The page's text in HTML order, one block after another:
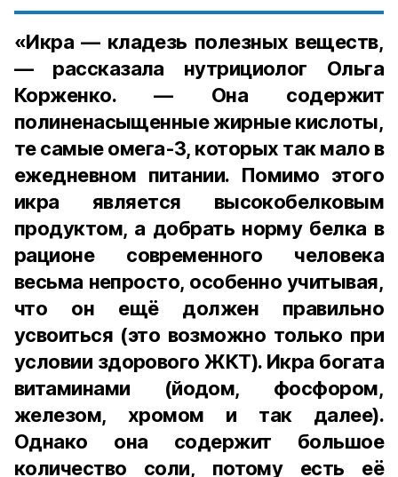
«Икра — кладезь полезных веществ,
— рассказала нутрициолог Ольга
Корженко. — Она содержит
полиненасыщенные жирные кислоты,
те самые омега-3, которых так мало в
ежедневном питании. Помимо этого
икра является высокобелковым
продуктом, а добрать норму белка в
рационе современного человека
весьма непросто, особенно учитывая,
что он ещё должен правильно
усвоиться (это возможно только при
условии здорового ЖКТ). Икра богата
витаминами (йодом, фосфором,
железом, хромом и так далее).
Однако она содержит большое
количество соли, потому есть её